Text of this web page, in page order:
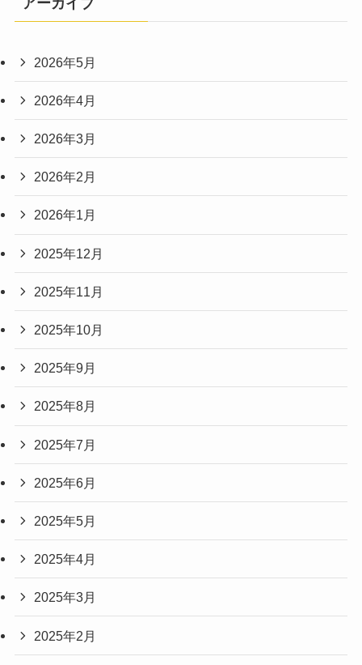
2026年5月
2026年4月
2026年3月
2026年2月
2026年1月
2025年12月
2025年11月
2025年10月
2025年9月
2025年8月
2025年7月
2025年6月
2025年5月
2025年4月
2025年3月
2025年2月